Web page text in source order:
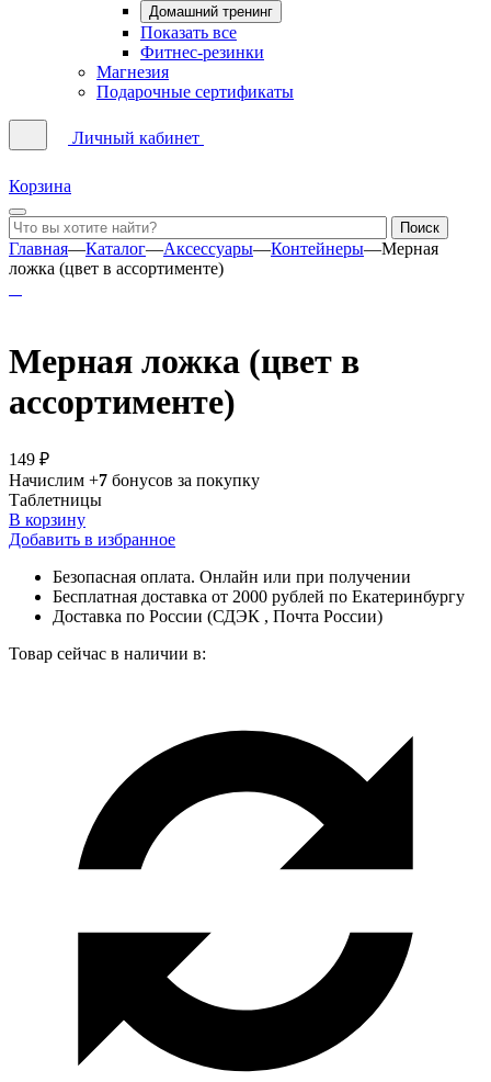
Домашний тренинг
Показать все
Фитнес-резинки
Магнезия
Подарочные сертификаты
Личный кабинет
Корзина
Главная—Каталог—Аксессуары—Контейнеры—Мерная
ложка (цвет в ассортименте)
Мерная ложка (цвет в
ассортименте)
149 ₽
Начислим +7 бонусов за покупку
Таблетницы
В корзину
Добавить в избранное
Безопасная оплата. Онлайн или при получении
Бесплатная доставка от 2000 рублей по Екатеринбургу
Доставка по России (СДЭК , Почта России)
Товар сейчас в наличии в: